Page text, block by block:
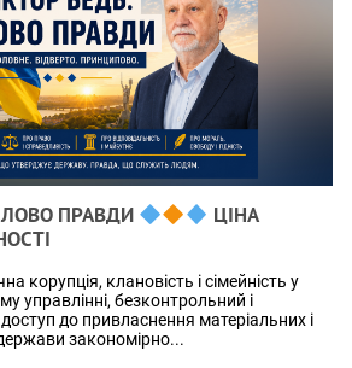
ПРАВДИ
ЦІНА
корупція, клановість і сімейність у
управлінні, безконтрольний і
до привласнення матеріальних і
закономірно...